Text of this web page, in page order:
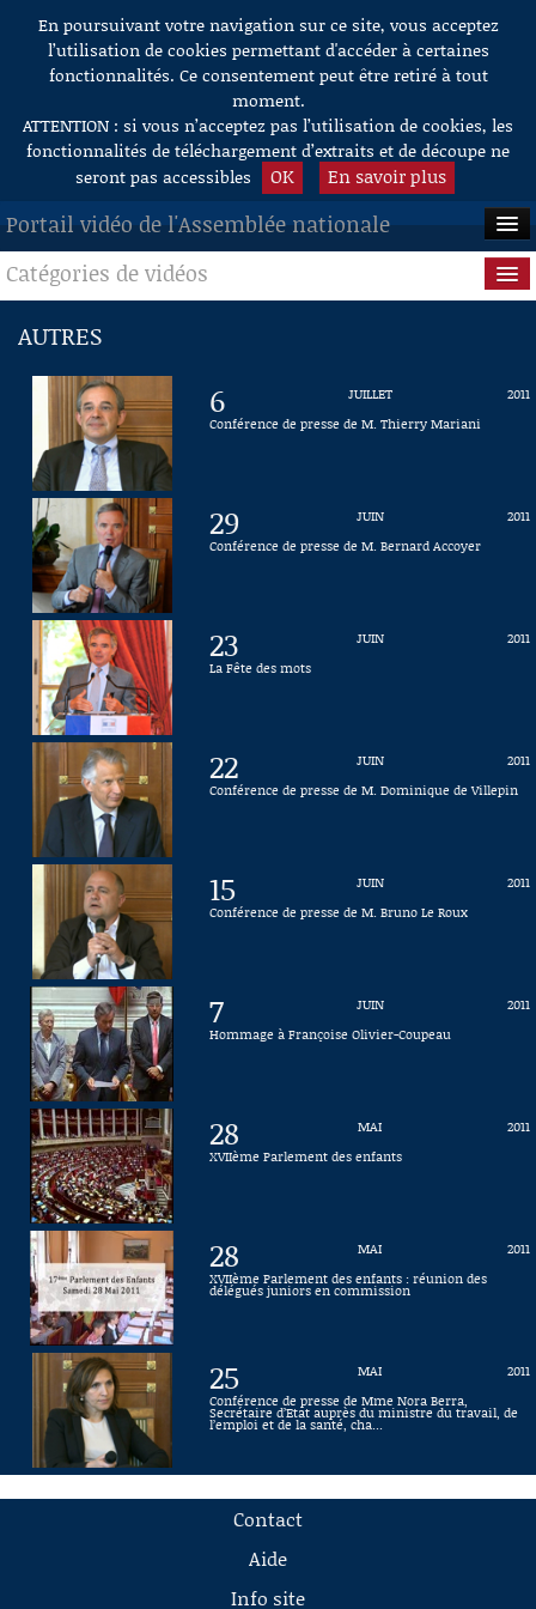
Aller au contenu
En poursuivant votre navigation sur ce site, vous acceptez
l’utilisation de cookies permettant d'accéder à certaines
fonctionnalités. Ce consentement peut être retiré à tout
moment.
ATTENTION : si vous n’acceptez pas l’utilisation de cookies, les
fonctionnalités de téléchargement d’extraits et de découpe ne
seront pas accessibles
OK En savoir plus
Portail vidéo de l'Assemblée nationale
ACCUEIL
EN DIRECT
À LA DEMANDE
RECHERCHE
AIDE À LA DÉCOUPE
DE VIDÉOS
Catégories de vidéos
Questions au Gouvernement
Commissions
Évènements
Connaissance, Histoire
AUTRES
6 JUILLET
2011
Conférence de presse de M. Thierry Mariani
29 JUIN
2011
Conférence de presse de M. Bernard Accoyer
23 JUIN
2011
La Fête des mots
22 JUIN
2011
Conférence de presse de M. Dominique de Villepin
15 JUIN
2011
Conférence de presse de M. Bruno Le Roux
7 JUIN
2011
Hommage à Françoise Olivier-Coupeau
28 MAI
2011
XVIIème Parlement des enfants
28 MAI
2011
XVIIème Parlement des enfants : réunion des
délégués juniors en commission
25 MAI
2011
Conférence de presse de Mme Nora Berra,
Secrétaire d’Etat auprès du ministre du travail, de
l’emploi et de la santé, cha...
Contact
Aide
Info site